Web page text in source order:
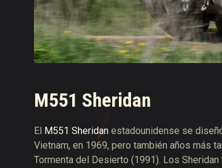
M551 Sheridan
El M551 Sheridan estadounidense se
Vietnam, en 1969, pero también años más
Tormenta del Desierto (1991). Los